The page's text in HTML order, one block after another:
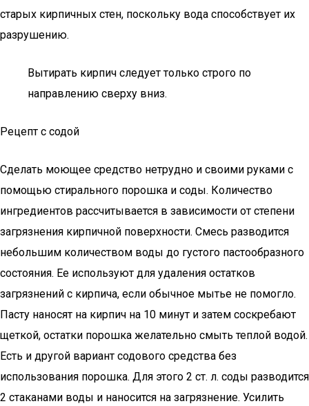
старых кирпичных стен, поскольку вода способствует их
разрушению.
Вытирать кирпич следует только строго по
направлению сверху вниз.
Рецепт с содой
Сделать моющее средство нетрудно и своими руками с
помощью стирального порошка и соды. Количество
ингредиентов рассчитывается в зависимости от степени
загрязнения кирпичной поверхности. Смесь разводится
небольшим количеством воды до густого пастообразного
состояния. Ее используют для удаления остатков
загрязнений с кирпича, если обычное мытье не помогло.
Пасту наносят на кирпич на 10 минут и затем соскребают
щеткой, остатки порошка желательно смыть теплой водой.
Есть и другой вариант содового средства без
использования порошка. Для этого 2 ст. л. соды разводится
2 стаканами воды и наносится на загрязнение. Усилить